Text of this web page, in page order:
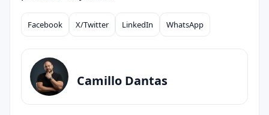
Compartilhar
Facebook X/Twitter LinkedIn WhatsApp
Camillo Dantas